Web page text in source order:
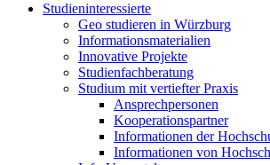
Studieninteressierte
Geo studieren in Würzburg
Informationsmaterialien
Innovative Projekte
Studienfachberatung
Studium mit vertiefter Praxis
Ansprechpersonen
Kooperationspartner
Informationen der
Informationen von